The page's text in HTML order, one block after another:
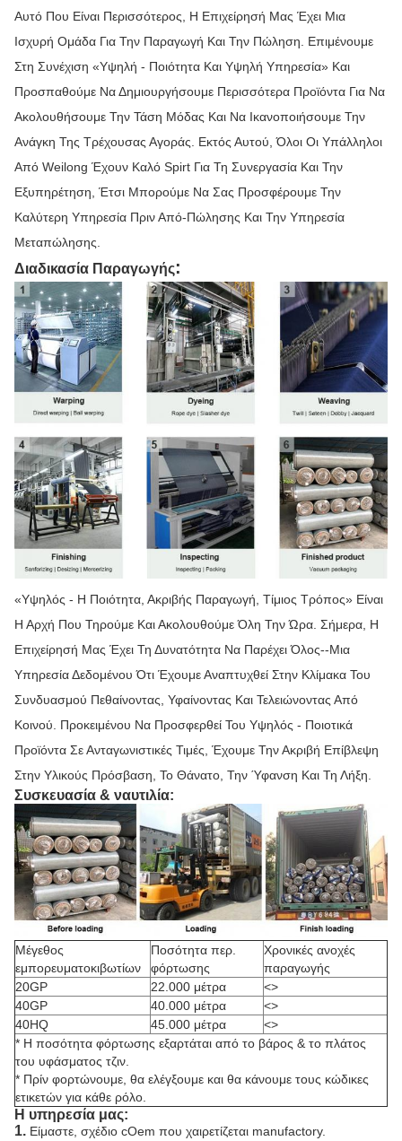
Αυτό Που Είναι Περισσότερος, Η Επιχείρησή Μας Έχει Μια
Ισχυρή Ομάδα Για Την Παραγωγή Και Την Πώληση. Επιμένουμε
Στη Συνέχιση «υψηλή - Ποιότητα Και Υψηλή Υπηρεσία» Και
Προσπαθούμε Να Δημιουργήσουμε Περισσότερα Προϊόντα Για Να
Ακολουθήσουμε Την Τάση Μόδας Και Να Ικανοποιήσουμε Την
Ανάγκη Της Τρέχουσας Αγοράς. Εκτός Αυτού, Όλοι Οι Υπάλληλοι
Από Weilong Έχουν Καλό Spirt Για Τη Συνεργασία Και Την
Εξυπηρέτηση, Έτσι Μπορούμε Να Σας Προσφέρουμε Την
Καλύτερη Υπηρεσία Πριν Από-Πώλησης Και Την Υπηρεσία
Μεταπώλησης.
Διαδικασία Παραγωγής:
«Υψηλός - Η Ποιότητα, Ακριβής Παραγωγή, Τίμιος Τρόπος» Είναι
Η Αρχή Που Τηρούμε Και Ακολουθούμε Όλη Την Ώρα. Σήμερα, Η
Επιχείρησή Μας Έχει Τη Δυνατότητα Να Παρέχει Όλος--μια
Υπηρεσία Δεδομένου Ότι Έχουμε Αναπτυχθεί Στην Κλίμακα Του
Συνδυασμού Πεθαίνοντας, Υφαίνοντας Και Τελειώνοντας Από
Κοινού. Προκειμένου Να Προσφερθεί Του Υψηλός - Ποιοτικά
Προϊόντα Σε Ανταγωνιστικές Τιμές, Έχουμε Την Ακριβή Επίβλεψη
Στην Υλικούς Πρόσβαση, Το Θάνατο, Την Ύφανση Και Τη Λήξη.
Συσκευασία & ναυτιλία:
Μέγεθος
εμπορευματοκιβωτίων
Ποσότητα περ.
φόρτωσης
Χρονικές ανοχές
παραγωγής
20GP
22.000 μέτρα
<>
40GP
40.000 μέτρα
<>
40HQ
45.000 μέτρα
<>
* Η ποσότητα φόρτωσης εξαρτάται από το βάρος & το πλάτος
του υφάσματος τζιν.
* Πρίν φορτώνουμε, θα ελέγξουμε και θα κάνουμε τους κώδικες
ετικετών για κάθε ρόλο.
Η υπηρεσία μας:
1. Είμαστε, σχέδιο cOem που χαιρετίζεται manufactory.